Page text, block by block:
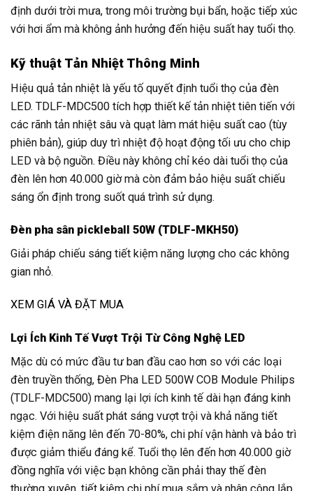
định dưới trời mưa, trong môi trường bụi bẩn, hoặc tiếp xúc
với hơi ẩm mà không ảnh hưởng đến hiệu suất hay tuổi thọ.
Kỹ thuật Tản Nhiệt Thông Minh
Hiệu quả tản nhiệt là yếu tố quyết định tuổi thọ của đèn
LED. TDLF-MDC500 tích hợp thiết kế tản nhiệt tiên tiến với
các rãnh tản nhiệt sâu và quạt làm mát hiệu suất cao (tùy
phiên bản), giúp duy trì nhiệt độ hoạt động tối ưu cho chip
LED và bộ nguồn. Điều này không chỉ kéo dài tuổi thọ của
đèn lên hơn 40.000 giờ mà còn đảm bảo hiệu suất chiếu
sáng ổn định trong suốt quá trình sử dụng.
Đèn pha sân pickleball 50W (TDLF-MKH50)
Giải pháp chiếu sáng tiết kiệm năng lượng cho các không
gian nhỏ.
XEM GIÁ VÀ ĐẶT MUA
Lợi Ích Kinh Tế Vượt Trội Từ Công Nghệ LED
Mặc dù có mức đầu tư ban đầu cao hơn so với các loại
đèn truyền thống, Đèn Pha LED 500W COB Module Philips
(TDLF-MDC500) mang lại lợi ích kinh tế dài hạn đáng kinh
ngạc. Với hiệu suất phát sáng vượt trội và khả năng tiết
kiệm điện năng lên đến 70-80%, chi phí vận hành và bảo trì
được giảm thiểu đáng kể. Tuổi thọ lên đến hơn 40.000 giờ
đồng nghĩa với việc bạn không cần phải thay thế đèn